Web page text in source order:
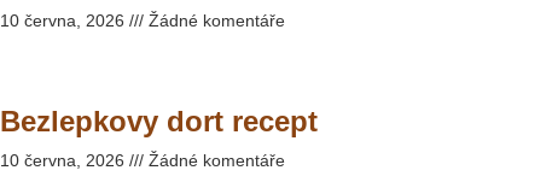
10 června, 2026 Žádné komentáře
Bezlepkovy dort recept
10 června, 2026 Žádné komentáře